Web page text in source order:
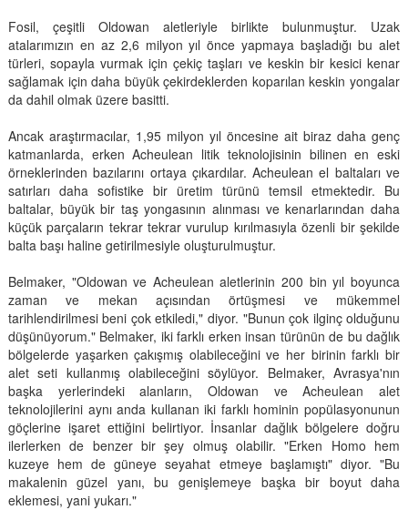
Fosil, çeşitli Oldowan aletleriyle birlikte bulunmuştur. Uzak
atalarımızın en az 2,6 milyon yıl önce yapmaya başladığı bu alet
türleri, sopayla vurmak için çekiç taşları ve keskin bir kesici kenar
sağlamak için daha büyük çekirdeklerden koparılan keskin yongalar
da dahil olmak üzere basitti.
Ancak araştırmacılar, 1,95 milyon yıl öncesine ait biraz daha genç
katmanlarda, erken Acheulean litik teknolojisinin bilinen en eski
örneklerinden bazılarını ortaya çıkardılar. Acheulean el baltaları ve
satırları daha sofistike bir üretim türünü temsil etmektedir. Bu
baltalar, büyük bir taş yongasının alınması ve kenarlarından daha
küçük parçaların tekrar tekrar vurulup kırılmasıyla özenli bir şekilde
balta başı haline getirilmesiyle oluşturulmuştur.
Belmaker, "Oldowan ve Acheulean aletlerinin 200 bin yıl boyunca
zaman ve mekan açısından örtüşmesi ve mükemmel
tarihlendirilmesi beni çok etkiledi," diyor. "Bunun çok ilginç olduğunu
düşünüyorum." Belmaker, iki farklı erken insan türünün de bu dağlık
bölgelerde yaşarken çakışmış olabileceğini ve her birinin farklı bir
alet seti kullanmış olabileceğini söylüyor. Belmaker, Avrasya'nın
başka yerlerindeki alanların, Oldowan ve Acheulean alet
teknolojilerini aynı anda kullanan iki farklı hominin popülasyonunun
göçlerine işaret ettiğini belirtiyor. İnsanlar dağlık bölgelere doğru
ilerlerken de benzer bir şey olmuş olabilir. "Erken Homo hem
kuzeye hem de güneye seyahat etmeye başlamıştı" diyor. "Bu
makalenin güzel yanı, bu genişlemeye başka bir boyut daha
eklemesi, yani yukarı."